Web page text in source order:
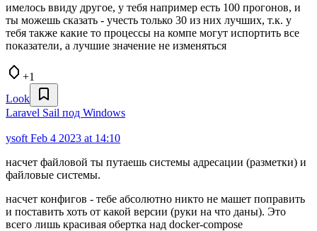
имелось ввиду другое, у тебя например есть 100 прогонов, и
ты можешь сказать - учесть только 30 из них лучших, т.к. у
тебя также какие то процессы на компе могут испортить все
показатели, а лучшие значение не изменяться
+1
Look
Laravel Sail под Windows
ysoft Feb 4 2023 at 14:10
насчет файловой ты путаешь системы адресации (разметки) и
файловые системы.
насчет конфигов - тебе абсолютно никто не машет поправить
и поставить хоть от какой версии (руки на что даны). Это
всего лишь красивая обертка над docker-compose